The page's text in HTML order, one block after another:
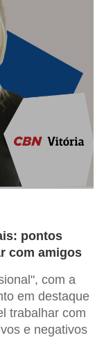
pontos
com amigos
com a
em destaque
trabalhar com
e negativos